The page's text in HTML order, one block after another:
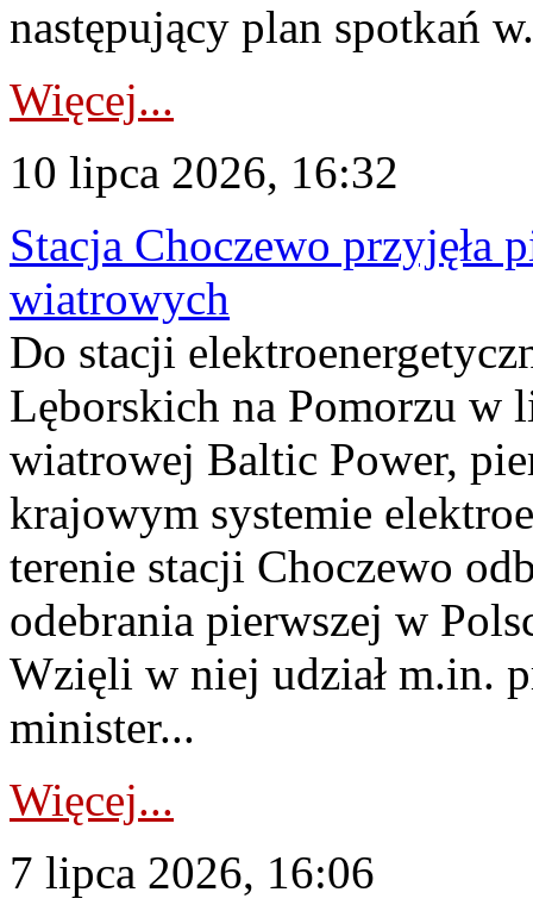
następujący plan spotkań
Więcej...
10 lipca 2026, 16:32
Stacja Choczewo przyjęła
wiatrowych
Do stacji
Lęborskich na Pomorzu w
wiatrowej Baltic Power,
krajowym systemie
terenie stacji Choczewo
odebrania pierwszej w
Wzięli w niej udział m.in.
minister...
Więcej...
7 lipca 2026, 16:06